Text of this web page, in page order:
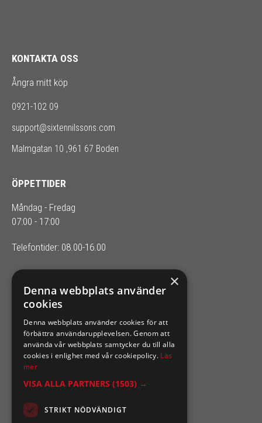
KONTAKTA OSS
Ångra mitt köp
0921-102 09
support@sixtennilssons.com
Malmgatan 10 ,961 67 Boden
ÖPPETTIDER
Måndag - Fredag
07:00 - 17:00
Telefontider: 08.00-16.00
SIXTEN NILSSONS
Organisationsnummer 556164-2652
×
Denna webbplats använder
cookies
Denna webbplats använder cookies för att
förbättra användarupplevelsen. Genom att
använda vår webbplats samtycker du till alla
cookies i enlighet med vår cookiepolicy. Läs
mer
VISA ALLA PARTNERS (1503) →
STRIKT NÖDVÄNDIGT